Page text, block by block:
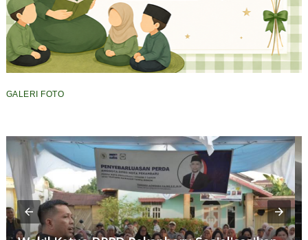
GALERI FOTO